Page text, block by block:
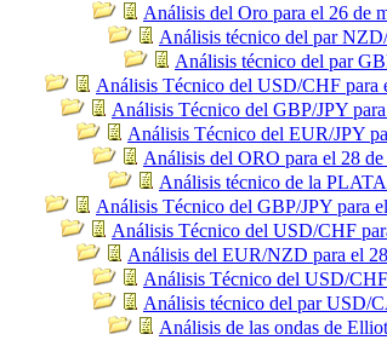
Análisis del Oro para el 26 de
Análisis técnico del par
Análisis técnico del par
Análisis Técnico del USD/CHF para
Análisis Técnico del GBP/JPY
Análisis Técnico del EUR/JPY
Análisis del ORO para el 28
Análisis técnico de la
Análisis Técnico del GBP/JPY para
Análisis Técnico del USD/CHF
Análisis del EUR/NZD para el
Análisis Técnico del USD/
Análisis técnico del par USD/
Análisis de las ondas de